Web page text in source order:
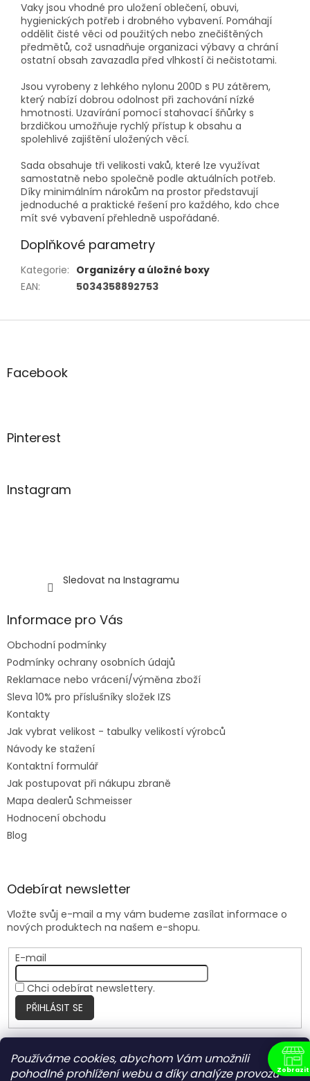
Používáme cookies, abychom Vám umožnili
pohodlné prohlížení webu a díky analýze provozu
Vaky jsou vhodné pro uložení oblečení, obuvi,
hygienických potřeb i drobného vybavení. Pomáhají
oddělit čisté věci od použitých nebo znečištěných
předmětů, což usnadňuje organizaci výbavy a chrání
ostatní obsah zavazadla před vlhkostí či nečistotami.
Jsou vyrobeny z lehkého nylonu 200D s PU zátěrem,
který nabízí dobrou odolnost při zachování nízké
hmotnosti. Uzavírání pomocí stahovací šňůrky s
brzdičkou umožňuje rychlý přístup k obsahu a
spolehlivé zajištění uložených věcí.
Sada obsahuje tři velikosti vaků, které lze využívat
samostatně nebo společně podle aktuálních potřeb.
Díky minimálním nárokům na prostor představují
jednoduché a praktické řešení pro každého, kdo chce
mít své vybavení přehledně uspořádané.
Doplňkové parametry
Kategorie: Organizéry a úložné boxy
EAN: 5034358892753
Z
aFacebook
Pinterest
Instagram
Sledovat na Instagramu
Informace pro Vás
Obchodní podmínky
Podmínky ochrany osobních údajů
Reklamace nebo vrácení/výměna zboží
Sleva 10% pro příslušníky složek IZS
Kontakty
Jak vybrat velikost - tabulky velikostí výrobců
Návody ke stažení
Kontaktní formulář
Jak postupovat při nákupu zbraně
Mapa dealerů Schmeisser
Hodnocení obchodu
Blog
Odebírat newsletter
Vložte svůj e-mail a my vám budeme zasílat informace o
nových produktech na našem e-shopu.
E-mail
Chci odebírat newslettery.
PŘIHLÁSIT SE
Nite Ize Czech
Zobrazit